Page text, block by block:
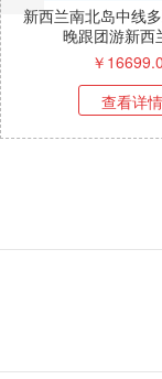
新西兰南北岛中线
晚跟团游新西
￥
查看详情